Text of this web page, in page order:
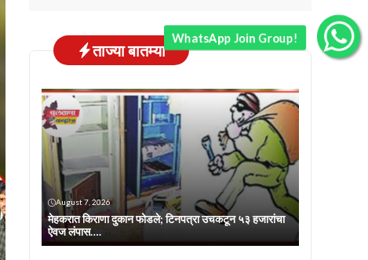
ताज्या बातम्या
August 7, 2026
मेहकरात किराणा दुकान फोडले; टिनपत्रा उचकटून ५३ हजारांचा
ऐवज लंपास….
WhatsApp Join Group!